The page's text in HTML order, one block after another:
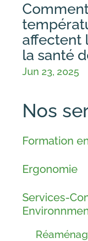
Nos
Formation
Ergonomie
Services-
affectent
la santé
Jun 23, 2025